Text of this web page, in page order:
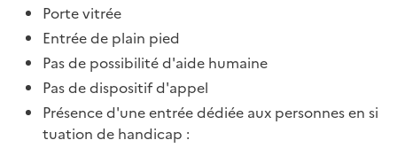
Porte vitrée
Entrée de plain pied
Pas de possibilité d'aide humaine
Pas de dispositif d'appel
Présence d'une entrée dédiée aux personnes en si
tuation de handicap :